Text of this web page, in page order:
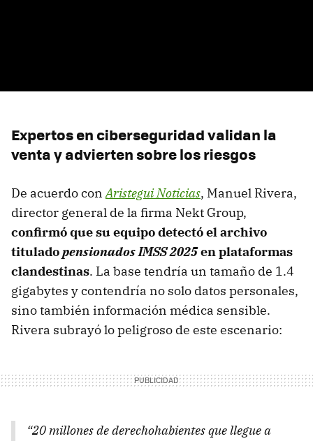
Expertos en ciberseguridad validan la
venta y advierten sobre los riesgos
De acuerdo conAristegui Noticias, Manuel Rivera,
director general de la firma Nekt Group,
confirmó que su equipo detectó el archivo
tituladopensionados IMSS 2025en plataformas
clandestinas. La base tendría un tamaño de 1.4
gigabytes y contendría no solo datos personales,
sino también información médica sensible.
Rivera subrayó lo peligroso de este escenario:
“20 millones de derechohabientes que llegue a